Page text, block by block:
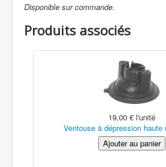
Disponible sur commande.
Produits associés
19,00 € l'unité
Ventouse à dépression haute